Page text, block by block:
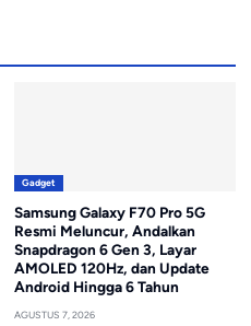
Gadget
Samsung Galaxy F70 Pro 5G
Resmi Meluncur, Andalkan
Snapdragon 6 Gen 3, Layar
AMOLED 120Hz, dan Update
Android Hingga 6 Tahun
AGUSTUS 7, 2026